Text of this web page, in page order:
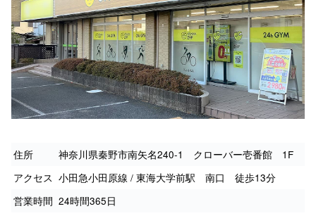
住所
神奈川県秦野市南矢名240-1 クローバー壱番館 1F
アクセス 小田急小田原線 / 東海大学前駅 南口 徒歩13分
営業時間 24時間365日